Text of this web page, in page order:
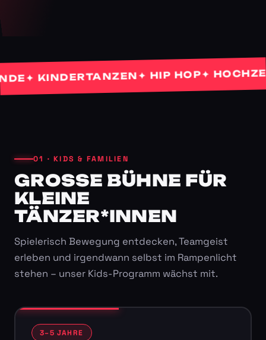
KINDERTANZEN✦ HIP HOP ✦
01 · KIDS & FAMILIEN
GROSSE BÜHNE FÜR K
LEINE T
ÄNZER*INNEN
Spielerisch Bewegung entdecken, Teamgeist
erleben und irgendwann selbst im Rampenlicht
stehen – unser Kids-Programm wächst mit.
3–5 JAHRE